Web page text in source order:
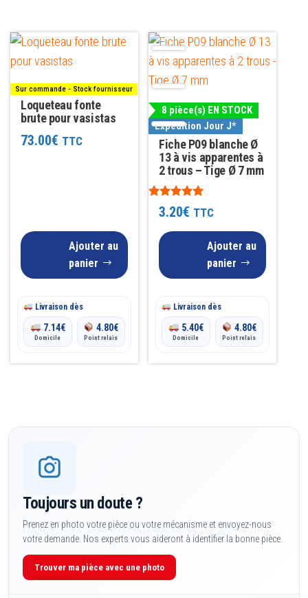
Sur commande - Stock fournisseur
Loqueteau fonte
brute pour vasistas
73.00€ TTC
Ajouter au
panier
Livraison dès
7.14€
Domicile
4.80€
Point relais
8 pièce(s) EN STOCK
Expédition Jour J*
Fiche P09 blanche Ø
13 à vis apparentes à
2 trous – Tige Ø 7 mm
Note
4.81
3.20€ TTC
Ajouter au
panier
Livraison dès
5.40€
Domicile
4.80€
Point relais
Toujours un doute ?
Prenez en photo votre pièce ou votre mécanisme et envoyez-nous
votre demande. Nos experts vous aideront à identifier la bonne pièce.
Trouver ma pièce avec une photo